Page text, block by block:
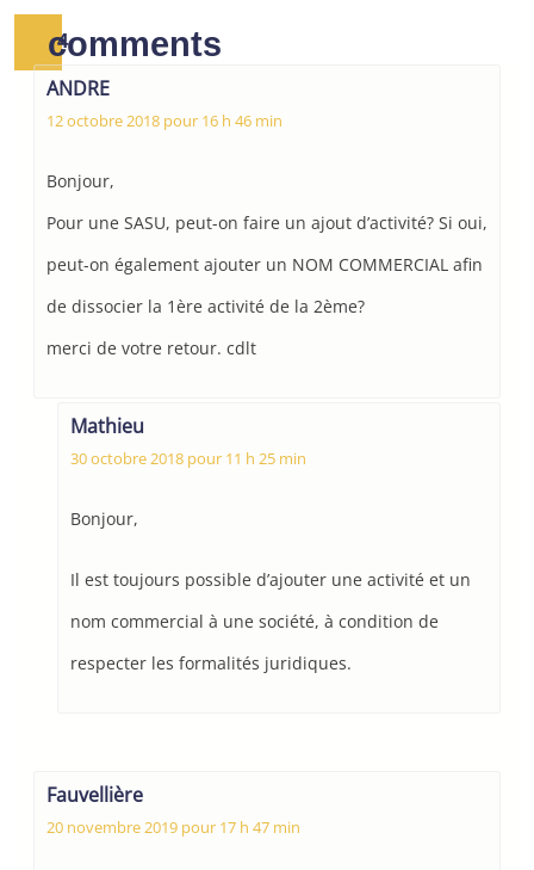
4
comments
ANDRE
12 octobre 2018 pour 16 h 46 min
Bonjour,
Pour une SASU, peut-on faire un ajout d’activité? Si oui,
peut-on également ajouter un NOM COMMERCIAL afin
de dissocier la 1ère activité de la 2ème?
merci de votre retour. cdlt
Mathieu
30 octobre 2018 pour 11 h 25 min
Bonjour,
Il est toujours possible d’ajouter une activité et un
nom commercial à une société, à condition de
respecter les formalités juridiques.
Fauvellière
20 novembre 2019 pour 17 h 47 min